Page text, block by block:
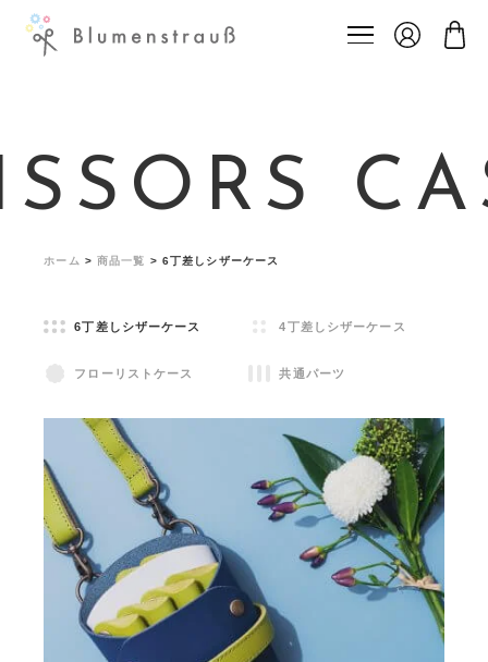
ホーム >商品一覧 > 6丁差しシザーケース
6丁差しシザーケース 4丁差しシザーケース
フローリストケース 共通パーツ